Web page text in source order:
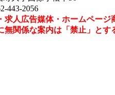
443-2056
求人広告媒体・ホームペー
無関係な案内は「禁止」とす